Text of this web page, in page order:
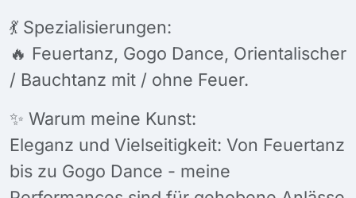
💃 Spezialisierungen:
🔥 Feuertanz, Gogo Dance, Orientalischer
/ Bauchtanz mit / ohne Feuer.
✨ Warum meine Kunst:
Eleganz und Vielseitigkeit: Von Feuertanz
bis zu Gogo Dance - meine